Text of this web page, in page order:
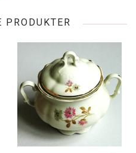
PRODUKTER